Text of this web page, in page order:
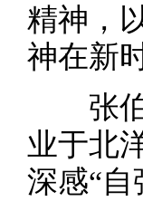
精神，
神在新
张伯
业于北
深感“